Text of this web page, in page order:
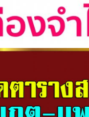
ารสอนภาษาอังกฤษท่องจ
าษาอังกฤษ